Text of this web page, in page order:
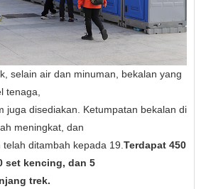
selain air dan minuman, bekalan yang
tenaga,
juga disediakan. Ketumpatan bekalan di
meningkat, dan
ditambah kepada 19. Terdapat 450
set kencing, dan 5
trek.